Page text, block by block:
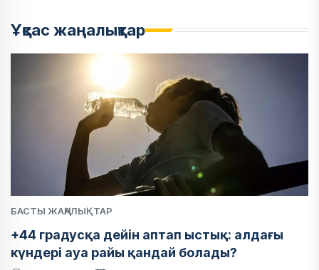
Ұқсас жаңалықтар
БАСТЫ ЖАҢАЛЫҚТАР
+44 градусқа дейін аптап ыстық: алдағы
күндері ауа райы қандай болады?